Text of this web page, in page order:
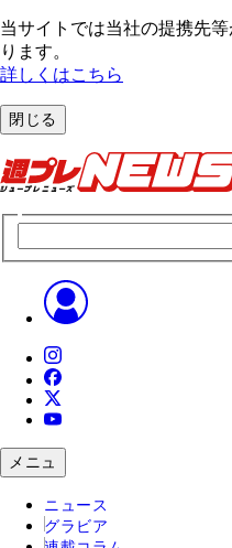
当サイトでは当社の提携先
ります。
詳しくはこちら
閉じる
メニュ
ニュース
グラビア